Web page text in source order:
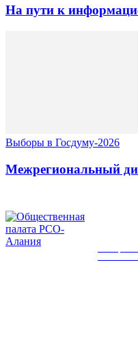
На пути к
Выборы в Госдуму-2026
Межрегиональный